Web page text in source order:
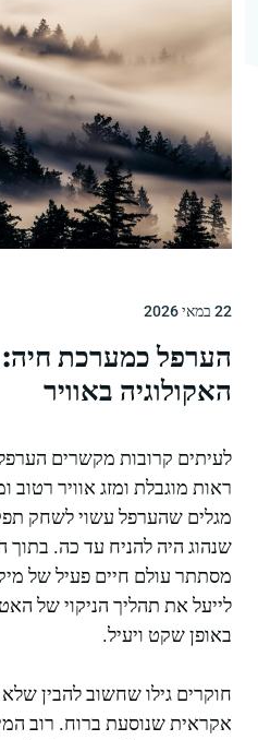
22 במאי 2026
הערפל כמערכת חיה:
האקולוגיה באוויר
לעיתים קרובות מקשרים
ראות מוגבלת ומזג אוויר
מגלים שהערפל עשוי לשחק
שנהוג היה להניח עד כה.
מסתתר עולם חיים פעיל של
לייעל את תהליך הניקוי של
באופן שקט ויעיל.
חוקרים גילו שחשוב להבין
אקראית שנוסעת ברוח. רוב